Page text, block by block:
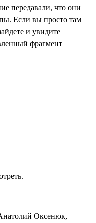
передавали, что они
Если вы просто там
и увидите
фрагмент
Оксенюк,